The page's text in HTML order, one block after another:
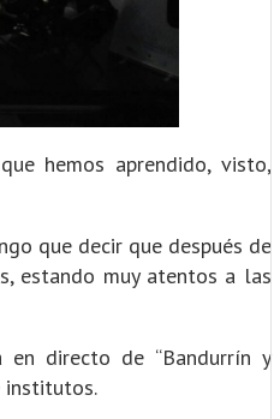
hemos aprendido, visto,
que decir que después de
estando muy atentos a las
directo de “Bandurrín y
institutos.